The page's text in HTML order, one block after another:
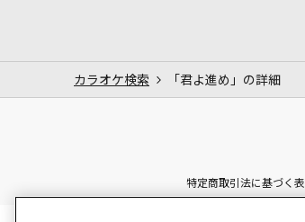
カラオケ検索 「君よ進め」の詳細
特定商取引法に基づく